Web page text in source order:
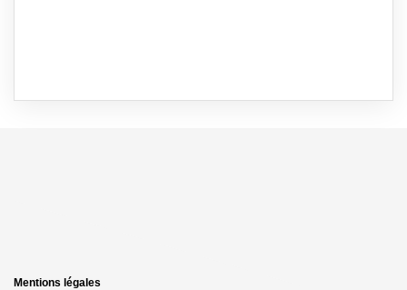
Mentions légales